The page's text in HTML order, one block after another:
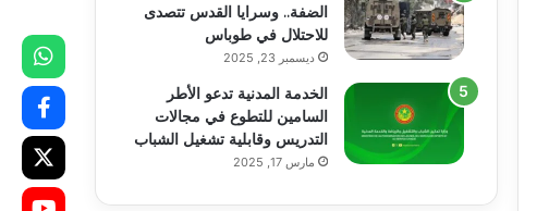
الضفة.. وسرايا القدس تتصدى
للاحتلال في طوباس
ديسمبر 23, 2025
الخدمة المدنية تدعو الأطر
السامين للتطوع في مجالات
التدريس وقابلية تشغيل الشباب
مارس 17, 2025